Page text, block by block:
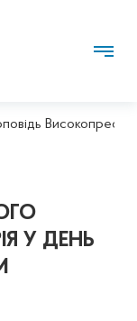
У ДЕНЬ